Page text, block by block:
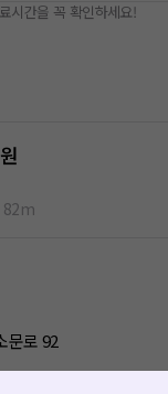
시간을 꼭 확인하세요!
82m
문로 92